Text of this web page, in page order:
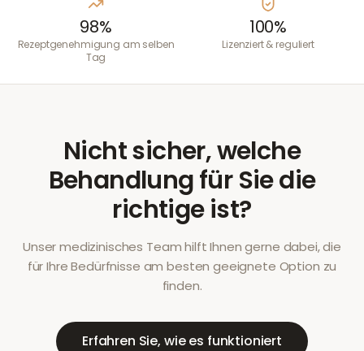
98%
Rezeptgenehmigung am selben
Tag
100%
Lizenziert & reguliert
Nicht sicher, welche
Behandlung für Sie die
richtige ist?
Unser medizinisches Team hilft Ihnen gerne dabei, die
für Ihre Bedürfnisse am besten geeignete Option zu
finden.
Erfahren Sie, wie es funktioniert